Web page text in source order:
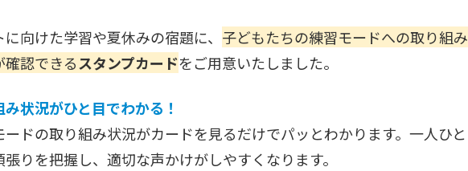
に向けた学習や夏休みの宿題に、 子どもたちの練習モードへの取り組み
確認できるスタンプカードをご用意いたしました。
状況がひと目でわかる！
ードの取り組み状況がカードを見るだけでパッとわかります。一人ひと
張りを把握し、適切な声かけがしやすくなります。